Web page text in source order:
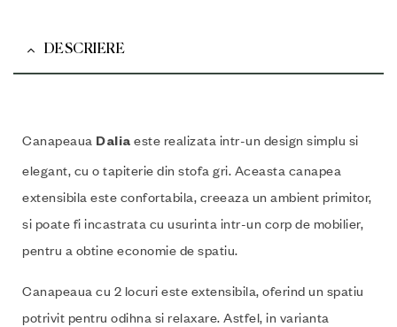
DESCRIERE
Canapeaua Dalia este realizata intr-un design simplu si
elegant, cu o tapiterie din stofa gri. Aceasta canapea
extensibila este confortabila, creeaza un ambient primitor,
si poate fi incastrata cu usurinta intr-un corp de mobilier,
pentru a obtine economie de spatiu.
Canapeaua cu 2 locuri este extensibila, oferind un spatiu
potrivit pentru odihna si relaxare. Astfel, in varianta